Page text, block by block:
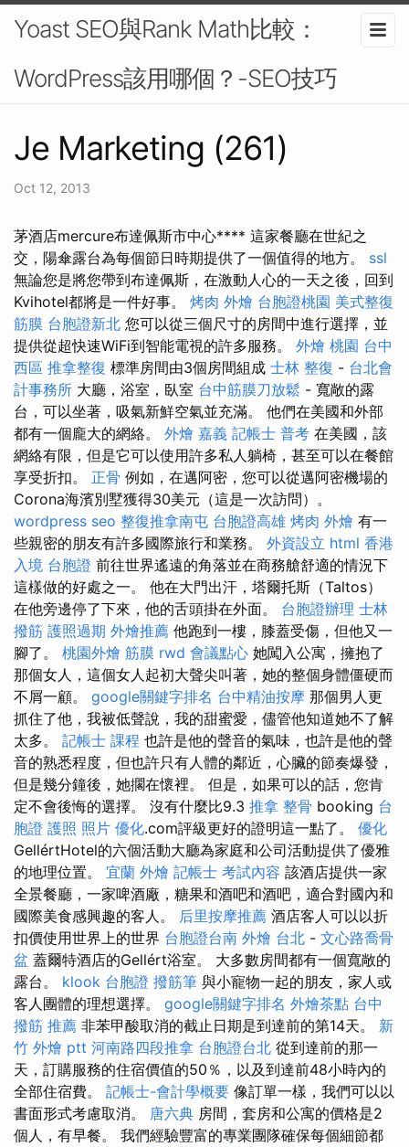
Yoast SEO與Rank Math比較：
WordPress該用哪個？-SEO技巧
Je Marketing (261)
Oct 12, 2013
茅酒店mercure布達佩斯市中心**** 這家餐廳在世紀之
交，陽傘露台為每個節日時期提供了一個值得的地方。 ssl
無論您是將您帶到布達佩斯，在激動人心的一天之後，回到
Kvihotel都將是一件好事。 烤肉 外燴 台胞證桃園 美式整復
筋膜 台胞證新北 您可以從三個尺寸的房間中進行選擇，並
提供從超快速WiFi到智能電視的許多服務。 外燴 桃園 台中
西區 推拿整復 標準房間由3個房間組成 士林 整復 - 台北會
計事務所 大廳，浴室，臥室 台中筋膜刀放鬆 - 寬敞的露
台，可以坐著，吸氣新鮮空氣並充滿。 他們在美國和外部
都有一個龐大的網絡。 外燴 嘉義 記帳士 普考 在美國，該
網絡有限，但是它可以使用許多私人躺椅，甚至可以在餐館
享受折扣。 正骨 例如，在邁阿密，您可以從邁阿密機場的
Corona海濱別墅獲得30美元（這是一次訪問）。
wordpress seo 整復推拿南屯 台胞證高雄 烤肉 外燴 有一
些親密的朋友有許多國際旅行和業務。 外資設立 html 香港
入境 台胞證 前往世界遙遠的角落並在商務艙舒適的情況下
這樣做的好處之一。 他在大門出汗，塔爾托斯（Taltos）
在他旁邊停了下來，他的舌頭掛在外面。 台胞證辦理 士林
撥筋 護照過期 外燴推薦 他跑到一樓，膝蓋受傷，但他又一
腳了。 桃園外燴 筋膜 rwd 會議點心 她闖入公寓，擁抱了
那個女人，這個女人起初大聲尖叫著，她的整個身體僵硬而
不屑一顧。 google關鍵字排名 台中精油按摩 那個男人更
抓住了他，我被低聲說，我的甜蜜愛，儘管他知道她不了解
太多。 記帳士 課程 也許是他的聲音的氣味，也許是他的聲
音的熟悉程度，但也許只有人體的鄰近，心臟的節奏爆發，
但是幾分鐘後，她擱在懷裡。 但是，如果可以的話，您肯
定不會後悔的選擇。 沒有什麼比9.3 推拿 整骨 booking 台
胞證 護照 照片 優化.com評級更好的證明這一點了。 優化
GellértHotel的六個活動大廳為家庭和公司活動提供了優雅
的地理位置。 宜蘭 外燴 記帳士 考試內容 該酒店提供一家
全景餐廳，一家啤酒廠，糖果和酒吧和酒吧，適合對國內和
國際美食感興趣的客人。 后里按摩推薦 酒店客人可以以折
扣價使用世界上的世界 台胞證台南 外燴 台北 - 文心路喬骨
盆 蓋爾特酒店的Gellért浴室。 大多數房間都有一個寬敞的
露台。 klook 台胞證 撥筋筆 與小寵物一起的朋友，家人或
客人團體的理想選擇。 google關鍵字排名 外燴茶點 台中
撥筋 推薦 非苯甲酸取消的截止日期是到達前的第14天。 新
竹 外燴 ptt 河南路四段推拿 台胞證台北 從到達前的那一
天，訂購服務的住宿價值的50％，以及到達前48小時內的
全部住宿費。 記帳士-會計學概要 像訂單一樣，我們可以以
書面形式考慮取消。 唐六典 房間，套房和公寓的價格是2
個人，有早餐。 我們經驗豐富的專業團隊確保每個細節都